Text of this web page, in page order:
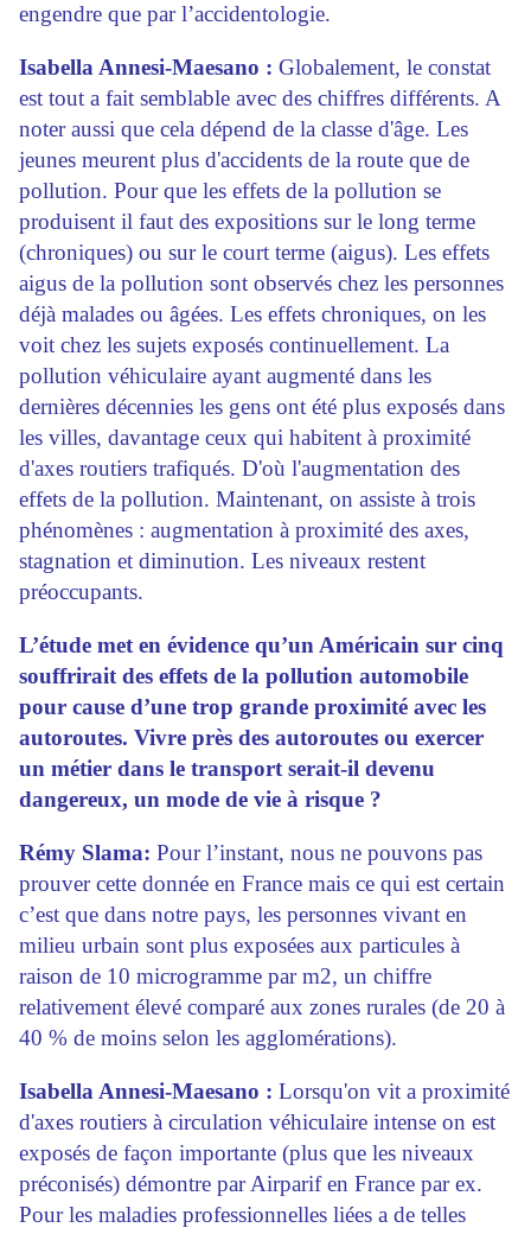
engendre que par l’accidentologie.
Isabella Annesi-Maesano : Globalement, le constat
est tout a fait semblable avec des chiffres différents. A
noter aussi que cela dépend de la classe d'âge. Les
jeunes meurent plus d'accidents de la route que de
pollution. Pour que les effets de la pollution se
produisent il faut des expositions sur le long terme
(chroniques) ou sur le court terme (aigus). Les effets
aigus de la pollution sont observés chez les personnes
déjà malades ou âgées. Les effets chroniques, on les
voit chez les sujets exposés continuellement. La
pollution véhiculaire ayant augmenté dans les
dernières décennies les gens ont été plus exposés dans
les villes, davantage ceux qui habitent à proximité
d'axes routiers trafiqués. D'où l'augmentation des
effets de la pollution. Maintenant, on assiste à trois
phénomènes : augmentation à proximité des axes,
stagnation et diminution. Les niveaux restent
préoccupants.
L’étude met en évidence qu’un Américain sur cinq
souffrirait des effets de la pollution automobile
pour cause d’une trop grande proximité avec les
autoroutes. Vivre près des autoroutes ou exercer
un métier dans le transport serait-il devenu
dangereux, un mode de vie à risque ?
Rémy Slama: Pour l’instant, nous ne pouvons pas
prouver cette donnée en France mais ce qui est certain
c’est que dans notre pays, les personnes vivant en
milieu urbain sont plus exposées aux particules à
raison de 10 microgramme par m2, un chiffre
relativement élevé comparé aux zones rurales (de 20 à
40 % de moins selon les agglomérations).
Isabella Annesi-Maesano : Lorsqu'on vit a proximité
d'axes routiers à circulation véhiculaire intense on est
exposés de façon importante (plus que les niveaux
préconisés) démontre par Airparif en France par ex.
Pour les maladies professionnelles liées a de telles